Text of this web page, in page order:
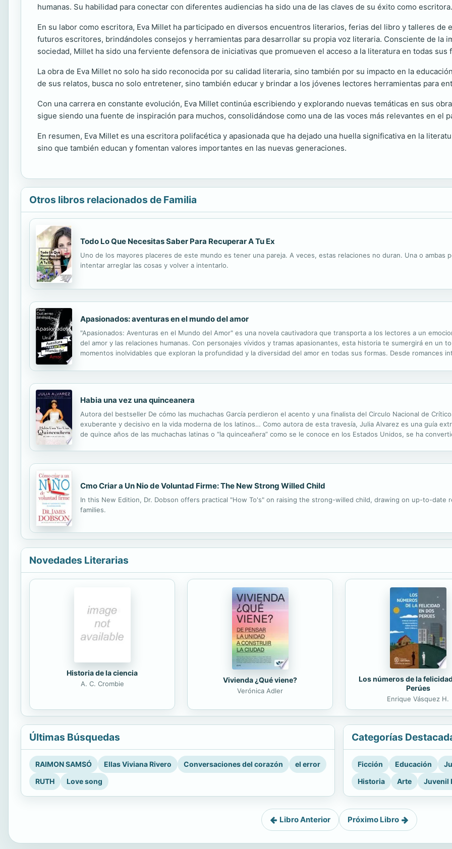
humanas. Su habilidad para conectar con diferentes audiencias ha sido una de las claves de su éxito como escritora.
En su labor como escritora, Eva Millet ha participado en diversos encuentros literarios, ferias del libro y talleres de
futuros escritores, brindándoles consejos y herramientas para desarrollar su propia voz literaria. Consciente de la
sociedad, Millet ha sido una ferviente defensora de iniciativas que promueven el acceso a la literatura en todas sus
La obra de Eva Millet no solo ha sido reconocida por su calidad literaria, sino también por su impacto en la
de sus relatos, busca no solo entretener, sino también educar y brindar a los jóvenes lectores herramientas para
Con una carrera en constante evolución, Eva Millet continúa escribiendo y explorando nuevas temáticas en sus
sigue siendo una fuente de inspiración para muchos, consolidándose como una de las voces más relevantes en el
En resumen, Eva Millet es una escritora polifacética y apasionada que ha dejado una huella significativa en la
sino que también educan y fomentan valores importantes en las nuevas generaciones.
Otros libros relacionados de Familia
Todo Lo Que Necesitas Saber Para Recuperar A Tu Ex
Uno de los mayores placeres de este mundo es tener una pareja. A veces, estas relaciones no duran. Una o ambas
intentar arreglar las cosas y volver a intentarlo.
Apasionados: aventuras en el mundo del amor
"Apasionados: Aventuras en el Mundo del Amor" es una novela cautivadora que transporta a los lectores a un
del amor y las relaciones humanas. Con personajes vívidos y tramas apasionantes, esta historia te sumergirá en un
momentos inolvidables que exploran la profundidad y la diversidad del amor en todas sus formas. Desde romances
Habia una vez una quinceanera
Autora del bestseller De cómo las muchachas García perdieron el acento y una finalista del Circulo Nacional de
exuberante y decisivo en la vida moderna de los latinos… Como autora de esta travesía, Julia Alvarez es una guía
de quince años de las muchachas latinas o “la quinceañera” como se le conoce en los Estados Unidos, se ha
Cmo Criar a Un Nio de Voluntad Firme: The New Strong Willed Child
In this New Edition, Dr. Dobson offers practical "How To's" on raising the strong-willed child, drawing on up-to-date
families.
Novedades Literarias
Historia de la ciencia
A. C. Crombie Vivienda ¿Qué viene?
Verónica Adler
Los números de la
Perúes
Enrique Vásquez H.
Últimas Búsquedas
RAIMON SAMSÓ Ellas Viviana Rivero Conversaciones del corazón
el error
RUTH
Love song
Categorías
Ficción Educación
Historia
Arte Juvenil
Libro Anterior Próximo Libro